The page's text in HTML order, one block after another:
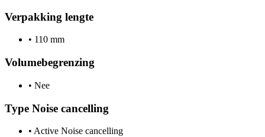
Verpakking lengte
• 110 mm
Volumebegrenzing
• Nee
Type Noise cancelling
• Active Noise cancelling